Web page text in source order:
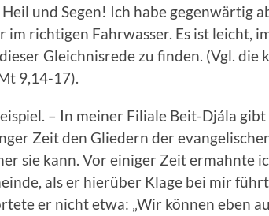
Heil und Segen! Ich habe gegenwärtig
im richtigen Fahrwasser. Es ist leicht,
Gleichnisrede zu finden. (Vgl.
9,14-17).
– In meiner Filiale Beit-Djála
Zeit den Gliedern der
sie kann. Vor einiger Zeit ermahnte
als er hierüber Klage bei mir
er nicht etwa: „Wir können eben